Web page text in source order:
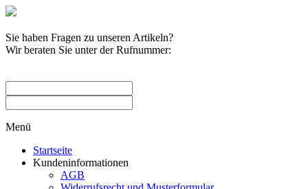
Sie haben Fragen zu unseren Artikeln?
Wir beraten Sie unter der Rufnummer:
Menü
Startseite
Kundeninformationen
AGB